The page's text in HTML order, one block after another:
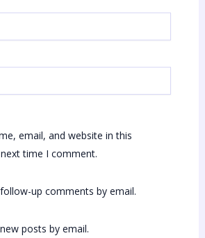
email, and website in this
time I comment.
up comments by email.
posts by email.